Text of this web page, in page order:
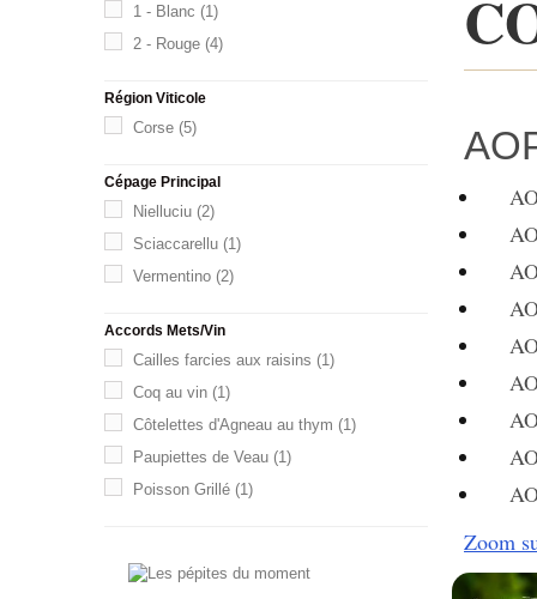
1 - Blanc (1)
2 - Rouge (4)
Région Viticole
Corse (5)
Cépage Principal
Nielluciu (2)
Sciaccarellu (1)
Vermentino (2)
Accords Mets/Vin
Cailles farcies aux raisins (1)
Coq au vin (1)
Côtelettes d'Agneau au thym (1)
Paupiettes de Veau (1)
Poisson Grillé (1)
Zoom